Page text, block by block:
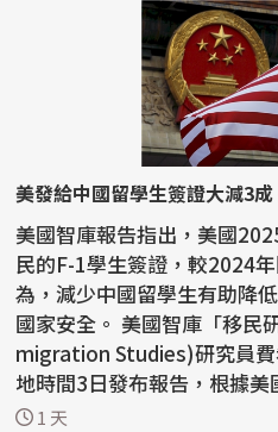
美發給中國留學生簽證大減3
美國智庫報告指出，美國
民的F-1學生簽證，較2024
為，減少中國留學生有助降
國家安全。 美國智庫「移民研究中心」(Center for Im
migration Studies)研究員
地時間3日發布報告，根據
計，...
1 天